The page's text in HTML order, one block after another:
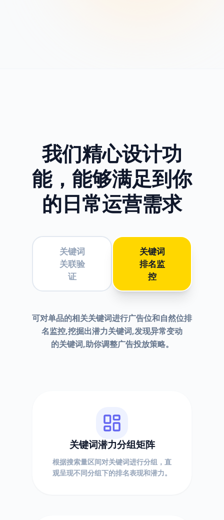
我们精心设计功
能， 能够满足到你
的日常运营需求
关键词
关联验
证
关键词
排名监
控
可对单品的相关关键词进行广告位和自然位排
名监控,挖掘出潜力关键词,发现异常变动
的关键词,助你调整广告投放策略。
关键词潜力分组矩阵
根据搜索量区间对关键词进行分组，直
观呈现不同分组下的排名表现和潜力。